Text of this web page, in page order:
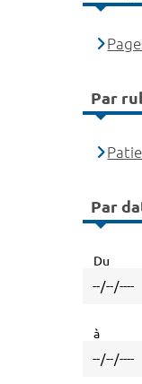
Par
Par
Du
à